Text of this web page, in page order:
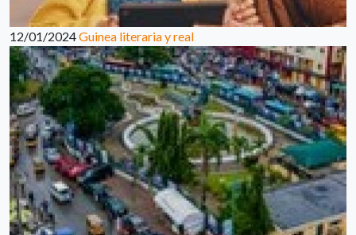
12/01/2024Guinea literaria y real